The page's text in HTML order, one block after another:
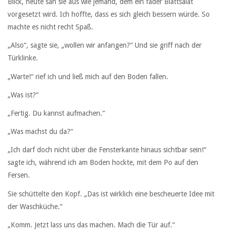
vorgesetzt wird. Ich hoffte, dass es sich gleich bessern würde. So
machte es nicht recht Spaß.
„Also“, sagte sie, „wollen wir anfangen?“ Und sie griff nach der
Türklinke.
„Warte!“ rief ich und ließ mich auf den Boden fallen.
„Was ist?“
„Fertig. Du kannst aufmachen.“
„Was machst du da?“
„Ich darf doch nicht über die Fensterkante hinaus sichtbar sein!“
sagte ich, während ich am Boden hockte, mit dem Po auf den
Fersen.
Sie schüttelte den Kopf. „Das ist wirklich eine bescheuerte Idee mit
der Waschküche.“
„Komm. Jetzt lass uns das machen. Mach die Tür auf.“